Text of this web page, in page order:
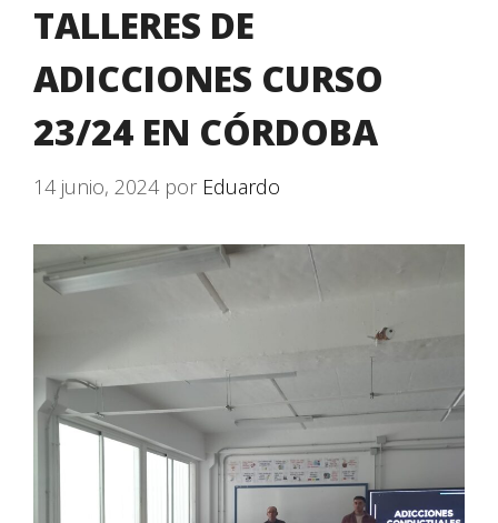
TALLERES DE
ADICCIONES CURSO
23/24 EN CÓRDOBA
14 junio, 2024 por Eduardo